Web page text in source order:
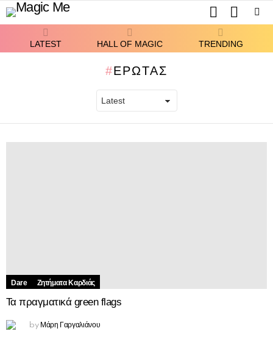
SWITCH
SKIN
LATEST HALL OF MAGIC TRENDING
ΈΡΩΤΑΣ
Dare Ζητήματα Kαρδιάς
Τα πραγματικά green flags
by Μάρη Γαργαλιάνου